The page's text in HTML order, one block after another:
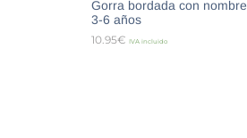
Gorra bordada con nombre
3-6 años
10.95€ IVA incluido